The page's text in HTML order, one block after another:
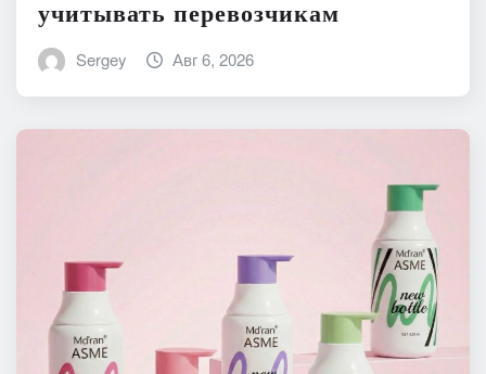
учитывать перевозчикам
Sergey Авг 6, 2026